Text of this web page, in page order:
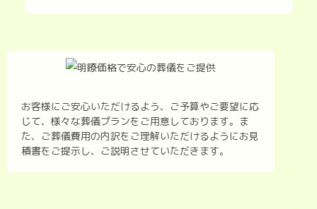
お客様にご安心いただけるよう、ご予算やご要望に応
じて、様々な葬儀プランをご用意しております。ま
た、ご葬儀費用の内訳をご理解いただけるようにお見
積書をご提示し、ご説明させていただきます。